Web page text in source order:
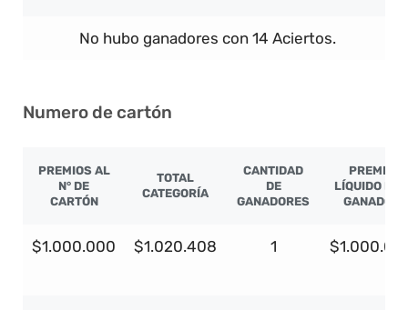
No hubo ganadores con 14 Aciertos.
Numero de cartón
PREMIOS AL
N° DE
CARTÓN
TOTAL
CATEGORÍA
CANTIDAD
DE
GANADORES
PREMIO
LÍQUIDO POR
GANADOR
$1.000.000 $1.020.408 1